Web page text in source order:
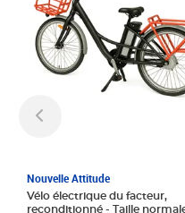
Nouvelle Attitude
Vélo électrique du facteur,
reconditionné - Taille normale -